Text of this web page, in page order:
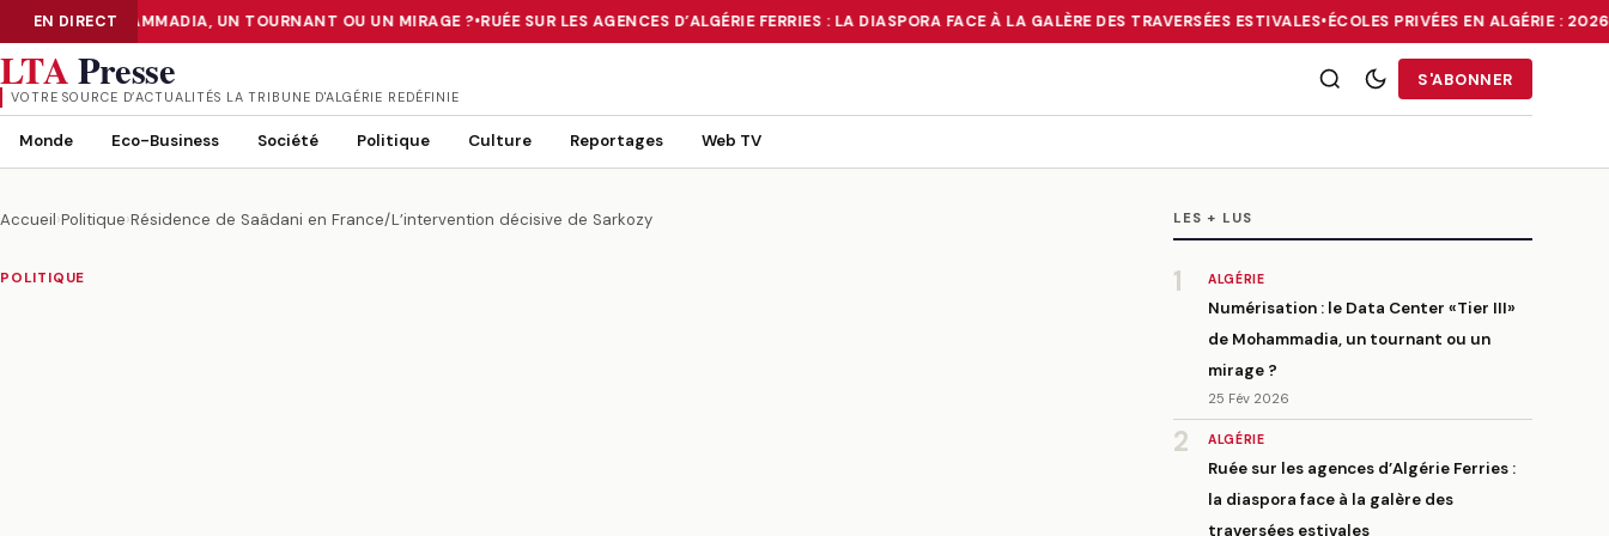
EN DIRECT
III» DE MOHAMMADIA, UN TOURNANT OU UN MIRAGE ?• RUÉE SUR LES AGENCES D’ALGÉRIE FERRIES : LA DIASPORA FACE À LA GALÈRE DES TRAVERSÉES ESTIVALES•ÉCOLES PRIVÉES EN ALGÉRIE : 2026,
NUMÉRISATION : LE DATA CENTER «TIER III» DE MOHAMMADIA, UN TOURNANT OU UN MIRAGE ?•RUÉE SUR LES AGENCES D’ALGÉRIE FERRIES : LA DIASPORA FACE À LA GALÈRE DES TRAVERSÉES
LTAPresse
VOTRE SOURCE D’ACTUALITÉS LA TRIBUNE D'ALGÉRIE REDÉFINIE
S'ABONNER
Monde Eco-Business Société Politique Culture Reportages Web TV
Accueil›Politique›Résidence de Saâdani en France/L’intervention décisive de Sarkozy
POLITIQUE
LES + LUS
1 ALGÉRIE
Numérisation : le Data Center «Tier III»
de Mohammadia, un tournant ou un
mirage ?
25 Fév 2026
2 ALGÉRIE
Ruée sur les agences d’Algérie Ferries :
la diaspora face à la galère des
traversées estivales